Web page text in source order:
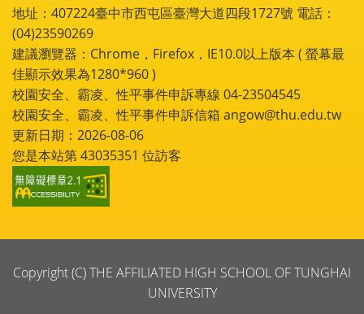
地址：407224臺中市西屯區臺灣大道四段1727號 電話：
(04)23590269
建議瀏覽器：Chrome，Firefox，IE10.0以上版本 ( 螢幕最
佳顯示效果為1280*960 )
校園安全、霸凌、性平事件申訴專線 04-23504545
校園安全、霸凌、性平事件申訴信箱 angow@thu.edu.tw
更新日期：2026-08-06
您是本站第43035351 位訪客
Copyright (C) THE AFFILIATED HIGH SCHOOL OF TUNGHAI
UNIVERSITY